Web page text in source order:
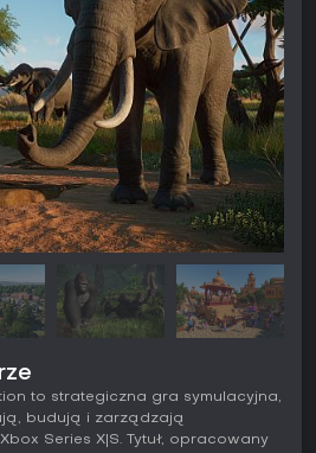
to strategiczna gra symulacyjna,
budują i zarządzają
Series X|S. Tytuł, opracowany